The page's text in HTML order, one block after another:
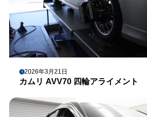
2026年3月21日
カムリ AVV70 四輪アライメント